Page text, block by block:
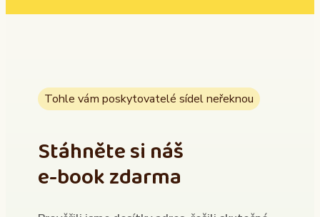
Tohle vám poskytovatelé sídel neřeknou
Stáhněte si náš
e-book zdarma